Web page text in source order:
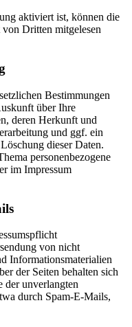
aktiviert ist, können die
Dritten mitgelesen
Bestimmungen
über Ihre
deren Herkunft und
und ggf. ein
dieser Daten.
personenbezogene
im Impressum
von nicht
Informationsmaterialien
der Seiten behalten sich
der unverlangten
durch Spam-E-Mails,